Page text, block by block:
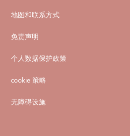
地图和联系方式
免责声明
个人数据保护政策
cookie 策略
无障碍设施